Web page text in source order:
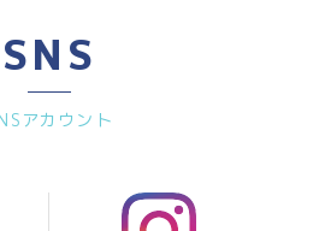
SNS
アカウント